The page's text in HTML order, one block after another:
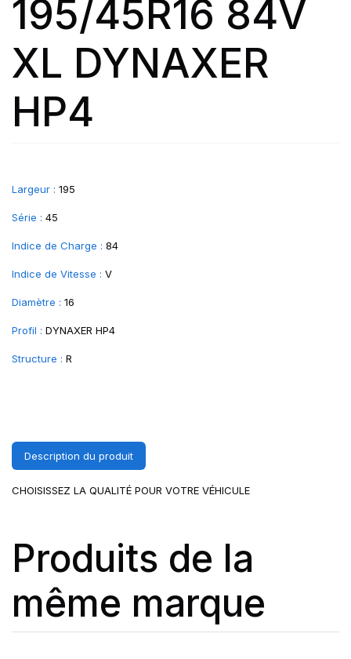
195/45R16 84V
XL DYNAXER
HP4
Largeur : 195
Série : 45
Indice de Charge : 84
Indice de Vitesse : V
Diamètre : 16
Profil : DYNAXER HP4
Structure : R
Description du produit
CHOISISSEZ LA QUALITÉ POUR VOTRE VÉHICULE
Produits de la
même marque